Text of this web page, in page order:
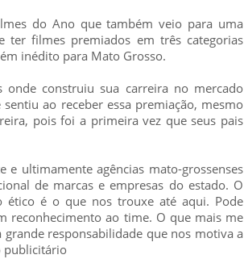
do Ano que também veio para uma
ter filmes premiados em três categorias
inédito para Mato Grosso.
construiu sua carreira no mercado
ao receber essa premiação, mesmo
pois foi a primeira vez que seus pais
e ultimamente agências mato-grossenses
de marcas e empresas do estado. O
é o que nos trouxe até aqui. Pode
reconhecimento ao time. O que mais me
responsabilidade que nos motiva a
publicitário